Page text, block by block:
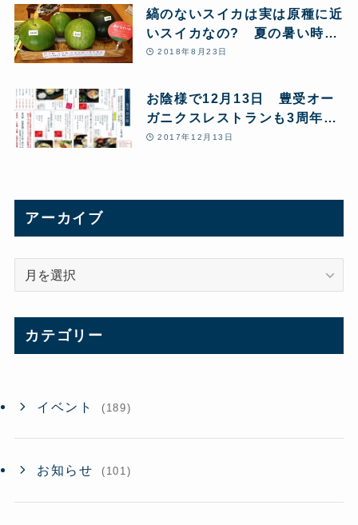
縞のないスイカは実は原種に近
いスイカなの? 夏の暑い時期
にスイカを食べるとよいのはな
2018年8月23日
お陰様で12月13日 豊受オー
ガニクスレストランも3周年を
迎えられました
2017年12月13日
アーカイブ
ブ
カテゴリー
イベント (189)
お知らせ (101)